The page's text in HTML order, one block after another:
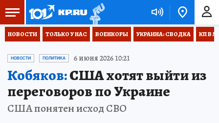
НОВОСТИ ТОЛЬКО У НАС ВОЕНКОРЫ УКРАИНА: СВОДКА КП В
НОВОСТИ ПОЛИТИКА 6 июня 2026 10:21
Кобяков:США хотят выйти из
переговоров по Украине
США понятен исход СВО